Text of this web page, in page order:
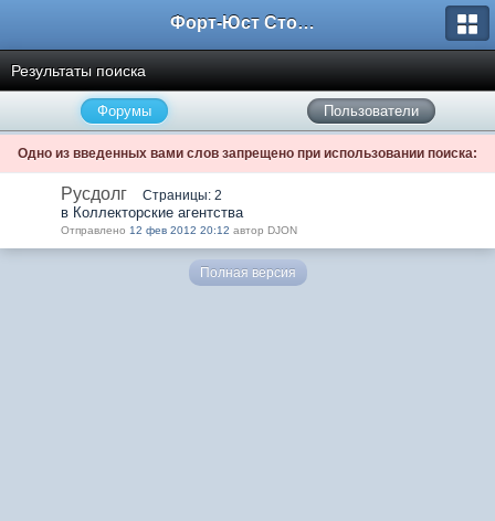
Форт-Юст Столица
Результаты поиска
Форумы Пользователи
Одно из введенных вами слов запрещено при использовании поиска:
Русдолг Страницы: 2
в Коллекторские агентства
Отправлено 12 фев 2012 20:12 автор DJON
Полная версия